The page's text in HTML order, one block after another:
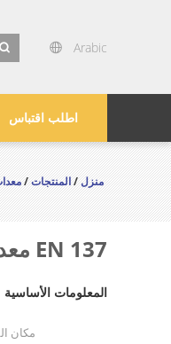
Arabic
اطلب اقتباس
منزل/المنتجات/
EN 137 معدات اختبار القابلية للاشتعال لقناع الوجه الكامل لجهاز تنفس الهواء
المعلومات الأساسية
مكان